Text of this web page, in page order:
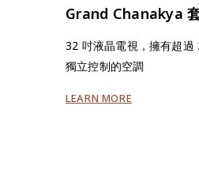
Grand Chanakya
32 吋液晶電視，擁有超過
獨立控制的空調
LEARN MORE